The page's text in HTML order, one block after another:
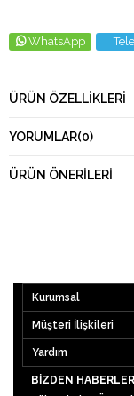
WhatsApp
ÜRÜN ÖZELLIKLERI
YORUMLAR(0)
ÜRÜN ÖNERILERI
Kurumsal
Müşteri İlişkileri
Yardım
BIZDEN HABERLER